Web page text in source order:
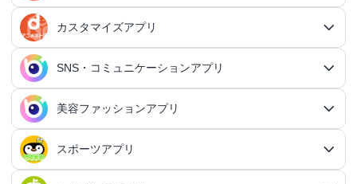
王道RPGアプリ
アクションRPGアプリ
シミュレーションRPGアプリ
ダンジョンRPGアプリ
MMORPGアプリ
放置系RPGアプリ
3Dアクションアプリ
アクションRPGアプリ
シミュレーションアプリ
シミュレーションアプリ総合
育成シミュレーションアプリ
戦略シミュレーションアプリ
箱庭シミュレーションアプリ
恋愛シミュレーションアプリ
対戦・協力ゲームアプリ
対戦・協力ゲームアプリ総合
オンライン対戦アプリ
協力・マルチプレイアプリ
シューティングゲームアプリ
FPSアプリ
アドベンチャーゲームアプリ
アドベンチャーゲームアプリ総合
パズル・脳トレアプリ
家計簿アプリ
ふるさと納税アプリ
貯金アプリ
スマホ決済アプリ
クレジットカードアプリ
投資アプリ
日記アプリ
交換日記アプリ
写真カレンダーアプリ
行動記録アプリ
行動記録アプリ総合
習慣化アプリ
ポイ活アプリ
ポイ活アプリ総合
レシートポイ活アプリ
スケジューラ・時計アプリ
ライフログアプリ
タスク管理アプリ
タスク管理アプリ総合
個人タスク管理アプリ
タスク共有アプリ
プロジェクト管理アプリ
QRコードアプリ
QRコード作成アプリ
OCRアプリ
OCRアプリ総合
翻訳カメラアプリ
議事録アプリ
議事録アプリ総合
顧客管理アプリ
恋愛アプリ総合
マッチングアプリ
マッチングアプリ総合
20代向けマッチングアプリ
30代向けマッチングアプリ
出会いアプリ
カップルアプリ
カップルアプリ総合
デートアプリ
カスタマイズアプリ
カスタマイズアプリ総合
IFTTTアプリ
オートクリッカーアプリ
ネットワークアプリ
スマホ最適化アプリ
SNS・コミュニケーションアプリ
SNS・コミュニケーションアプリ総合
SNSアプリ
SNSアプリ総合
美容ファッションアプリ
美容ファッションアプリ総合
スポーツアプリ